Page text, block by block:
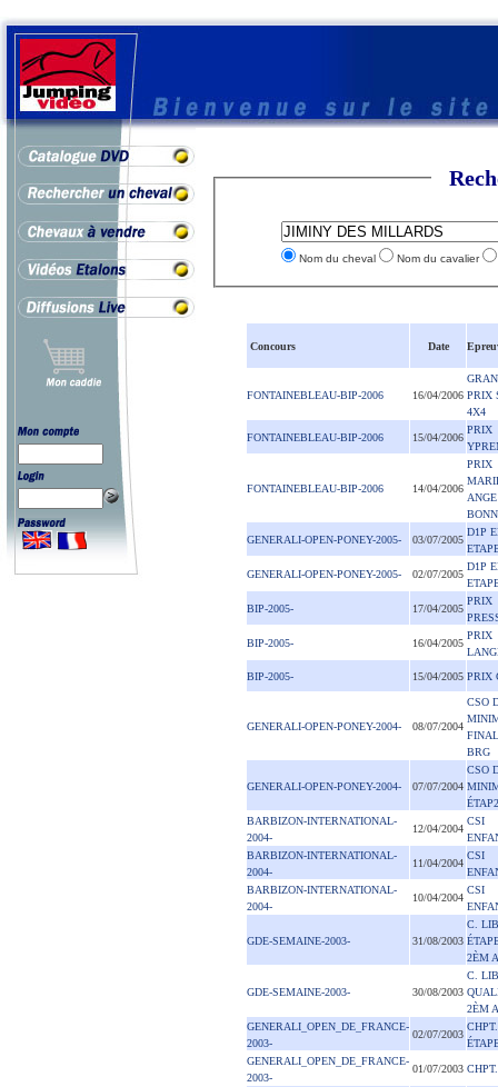
Nom du cheval Nom du cavalier
Concours Date
FONTAINEBLEAU-BIP-2006 16/04/2006 PRIX
4X4
FONTAINEBLEAU-BIP-2006 15/04/2006
PRIX
FONTAINEBLEAU-BIP-2006 14/04/2006
PRIX
ANGE
GENERALI-OPEN-PONEY-2005- 03/07/2005
D1P
GENERALI-OPEN-PONEY-2005- 02/07/2005
D1P
BIP-2005- 17/04/2005
PRIX
BIP-2005- 16/04/2005
PRIX
BIP-2005-
15/04/2005 PRIX
GENERALI-OPEN-PONEY-2004- 08/07/2004
CSO
BRG
GENERALI-OPEN-PONEY-2004- 07/07/2004
CSO
ÉTAP2
BARBIZON-INTERNATIONAL-
2004-
12/04/2004
CSI
BARBIZON-INTERNATIONAL-
2004-
11/04/2004
CSI
BARBIZON-INTERNATIONAL-
2004-
10/04/2004
CSI
GDE-SEMAINE-2003- 31/08/2003
C.
2ÈM A
GDE-SEMAINE-2003- 30/08/2003
C.
2ÈM A
GENERALI_OPEN_DE_FRANCE-
2003-
02/07/2003
GENERALI_OPEN_DE_FRANCE-
2003-
01/07/2003